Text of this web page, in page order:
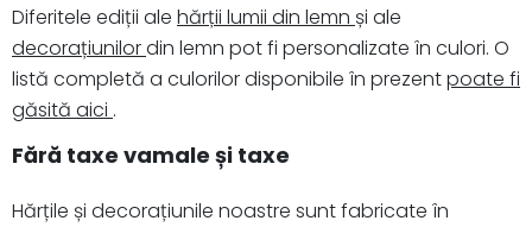
Diferitele ediții ale hărții lumii din lemn și ale
decorațiunilordin lemn pot fi personalizate în culori. O
listă completă a culorilor disponibile în prezentpoate fi
găsită aici .
Fără taxe vamale și taxe
Hărțile și decorațiunile noastre sunt fabricate în